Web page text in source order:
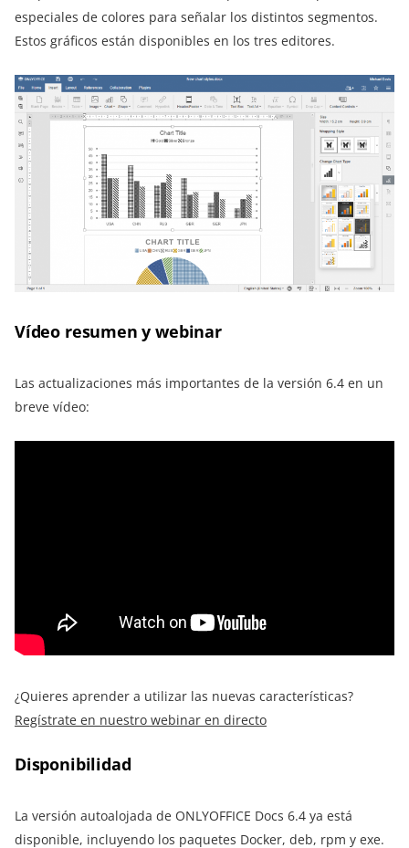
especiales de colores para señalar los distintos segmentos.
Estos gráficos están disponibles en los tres editores.
Vídeo resumen y webinar
Las actualizaciones más importantes de la versión 6.4 en un
breve vídeo:
¿Quieres aprender a utilizar las nuevas características?
Regístrate en nuestro webinar en directo
Disponibilidad
La versión autoalojada de ONLYOFFICE Docs 6.4 ya está
disponible, incluyendo los paquetes Docker, deb, rpm y exe.